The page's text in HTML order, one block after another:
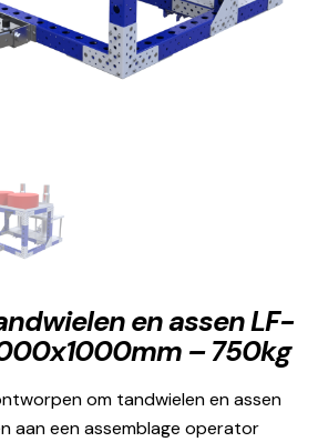
en assen LF-
– 750kg
om tandwielen en assen
aan een assemblage operator